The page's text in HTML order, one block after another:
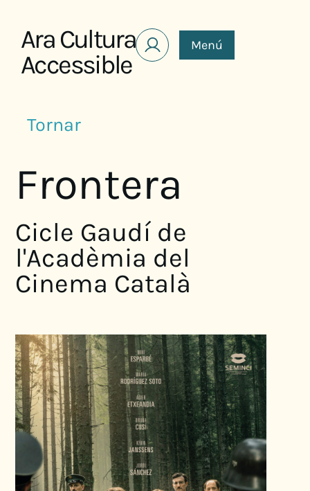
Ara Cultura
Accessible
Menú
Tornar
Frontera
Cicle Gaudí de
l'Acadèmia del
Cinema Català